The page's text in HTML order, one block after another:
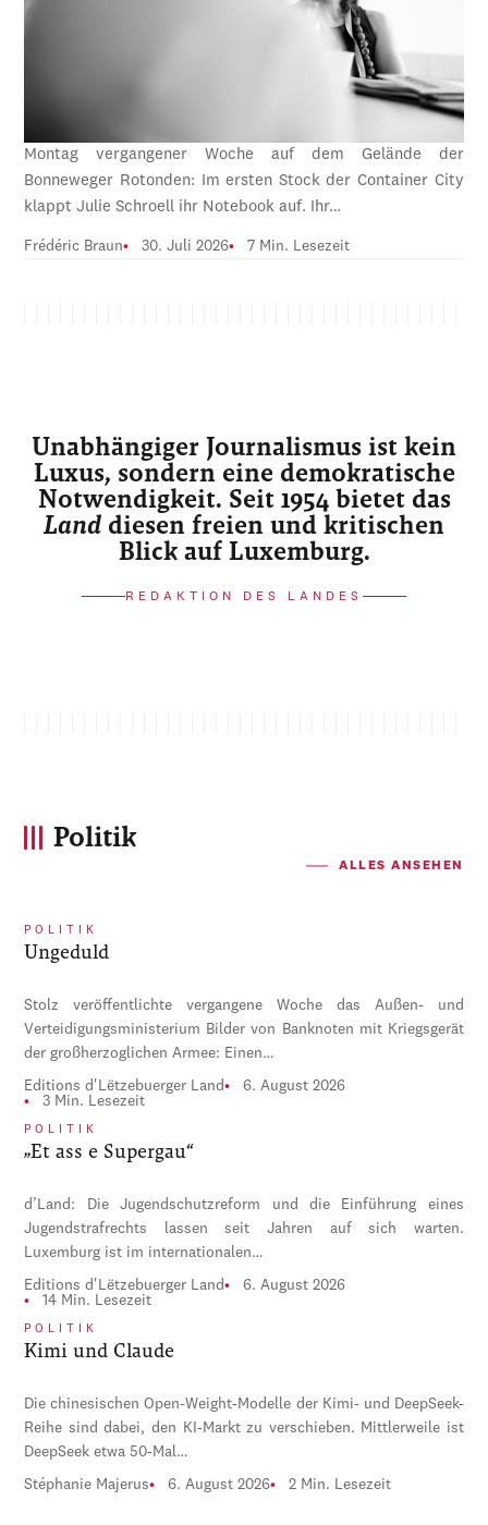
Montag vergangener Woche auf dem Gelände der
Bonneweger Rotonden: Im ersten Stock der Container City
klappt Julie Schroell ihr Notebook auf. Ihr…
Frédéric Braun 30. Juli 2026 7 Min. Lesezeit
Unabhängiger Journalismus ist kein
Luxus, sondern eine demokratische
Notwendigkeit. Seit 1954 bietet das
Land diesen freien und kritischen
Blick auf Luxemburg.
REDAKTION DES LANDES
Politik
ALLES ANSEHEN
POLITIK
Ungeduld
Stolz veröffentlichte vergangene Woche das Außen- und
Verteidigungsministerium Bilder von Banknoten mit Kriegsgerät
der großherzoglichen Armee: Einen…
Editions d'Lëtzebuerger Land
6. August 2026
3 Min. Lesezeit
POLITIK
„Et ass e Supergau“
d’Land: Die Jugendschutzreform und die Einführung eines
Jugendstrafrechts lassen seit Jahren auf sich warten.
Luxemburg ist im internationalen…
Editions d'Lëtzebuerger Land
6. August 2026
14 Min. Lesezeit
POLITIK
Kimi und Claude
Die chinesischen Open-Weight-Modelle der Kimi- und DeepSeek-
Reihe sind dabei, den KI-Markt zu verschieben. Mittlerweile ist
DeepSeek etwa 50-Mal…
Stéphanie Majerus 6. August 2026 2 Min. Lesezeit